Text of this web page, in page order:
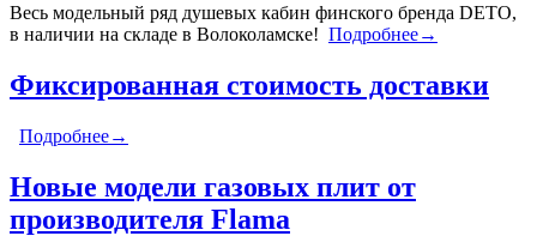
Весь модельный ряд душевых кабин финского бренда DETO,
в наличии на складе в Волоколамске! Подробнее→
Фиксированная стоимость доставки
Подробнее→
Новые модели газовых плит от
производителя Flama